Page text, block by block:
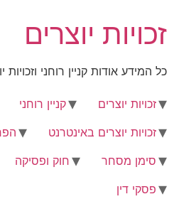
לתוכן
זכויות יוצרים
כל המידע אודות קניין רוחני וזכויות
זכויות יוצרים
קניין רוחני
זכויות יוצרים באינטרנט
סימן מסחר
חוק ופסיקה
פסקי דין